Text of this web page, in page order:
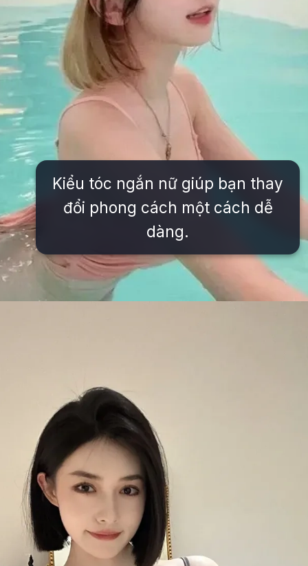
Kiểu tóc ngắn nữ giúp bạn thay
đổi phong cách một cách dễ
dàng.